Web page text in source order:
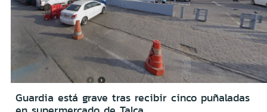
Guardia está grave tras recibir cinco puñaladas